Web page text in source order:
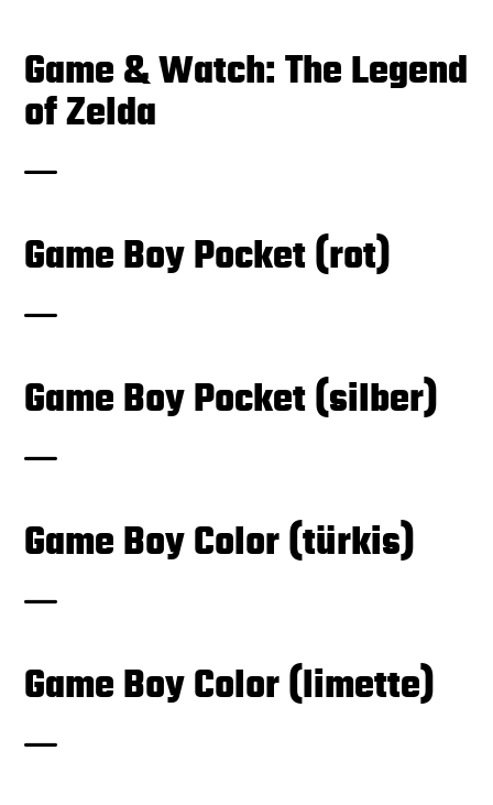
Game & Watch: The Legend
of Zelda
Game Boy Pocket (rot)
Game Boy Pocket (silber)
Game Boy Color (türkis)
Game Boy Color (limette)